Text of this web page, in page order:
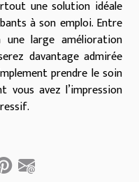
une solution idéale
à son emploi. Entre
large amélioration
davantage admirée
prendre le soin
vous avez l’impression